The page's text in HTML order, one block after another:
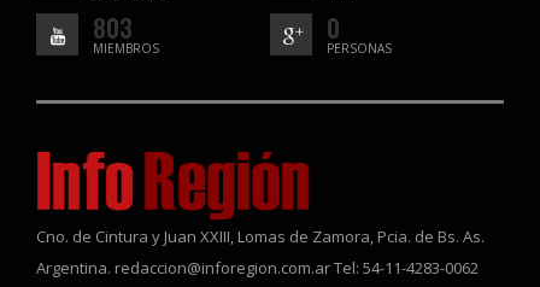
803
MIEMBROS
0
PERSONAS
Cno. de Cintura y Juan XXIII, Lomas de Zamora, Pcia. de Bs. As.
Argentina. redaccion@inforegion.com.ar Tel: 54-11-4283-0062